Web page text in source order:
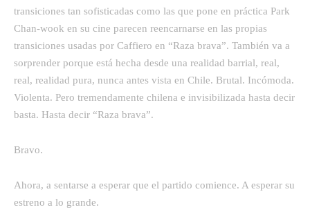
transiciones tan sofisticadas como las que pone en práctica Park
Chan-wook en su cine parecen reencarnarse en las propias
transiciones usadas por Caffiero en “Raza brava”. También va a
sorprender porque está hecha desde una realidad barrial, real,
real, realidad pura, nunca antes vista en Chile. Brutal. Incómoda.
Violenta. Pero tremendamente chilena e invisibilizada hasta decir
basta. Hasta decir “Raza brava”.
Bravo.
Ahora, a sentarse a esperar que el partido comience. A esperar su
estreno a lo grande.